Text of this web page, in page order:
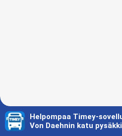
Helpompaa Timey-